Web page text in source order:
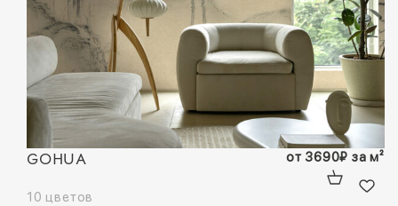
GOHUA
10 цветов
от 3690₽ за м²